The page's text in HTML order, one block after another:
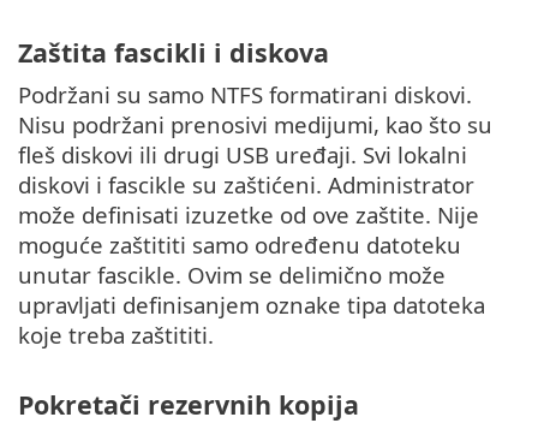
Zaštita fascikli i diskova
Podržani su samo NTFS formatirani diskovi.
Nisu podržani prenosivi medijumi, kao što su
fleš diskovi ili drugi USB uređaji. Svi lokalni
diskovi i fascikle su zaštićeni. Administrator
može definisati izuzetke od ove zaštite. Nije
moguće zaštititi samo određenu datoteku
unutar fascikle. Ovim se delimično može
upravljati definisanjem oznake tipa datoteka
koje treba zaštititi.
Pokretači rezervnih kopija